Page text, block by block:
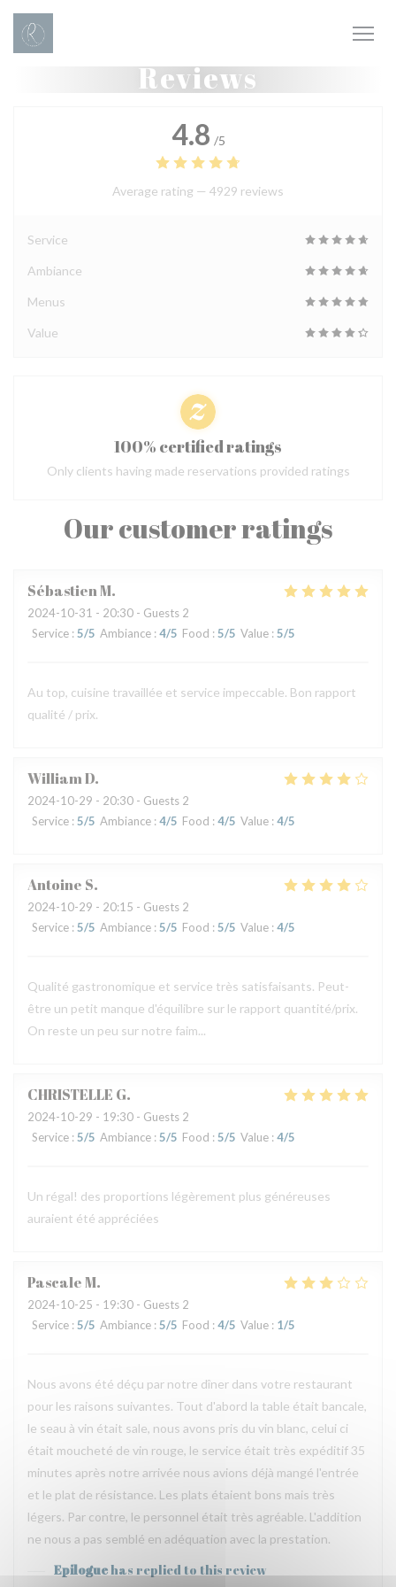
Personalizing your cookie choices
Reviews
Our customer ratings
SébastienM
2024-10-31 - 20:30 - Guests 2
Service : 5/5 Ambiance : 4/5 Food : 5/5 Value : 5/5
Au top, cuisine travaillée et service impeccable. Bon rapport
qualité / prix.
WilliamD
2024-10-29 - 20:30 - Guests 2
Service : 5/5 Ambiance : 4/5 Food : 4/5 Value : 4/5
Antoine S
2024-10-29 - 20:15 - Guests 2
Service : 5/5 Ambiance : 5/5 Food : 5/5 Value : 4/5
Qualité gastronomique et service très satisfaisants. Peut-
être un petit manque d'équilibre sur le rapport quantité/prix.
On reste un peu sur notre faim...
CHRISTELLE G
2024-10-29 - 19:30 - Guests 2
Service : 5/5 Ambiance : 5/5 Food : 5/5 Value : 4/5
Un régal! des proportions légèrement plus généreuses
auraient été appréciées
PascaleM
2024-10-25 - 19:30 - Guests 2
Service : 5/5 Ambiance : 5/5 Food : 4/5 Value : 1/5
Nous avons été déçu par notre dîner dans votre restaurant
pour les raisons suivantes. Tout d'abord la table était bancale,
le seau à vin était sale, nous avons pris du vin blanc, celui ci
était moucheté de vin rouge, le service était très expéditif 35
minutes après notre arrivée nous avions déjà mangé l'entrée
et le plat de résistance. Les plats étaient bons mais très
légers. Par contre, le personnel était très agréable. L'addition
ne nous a pas semblé en adéquation avec la prestation.
Epilogue has replied to this review
4.8 /5
Average rating — 4929 reviews
Service
Ambiance
Menus
Value
100% certified ratings
Only clients having made reservations provided ratings